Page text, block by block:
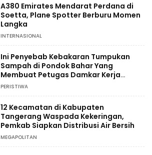
A380 Emirates Mendarat Perdana di
Soetta, Plane Spotter Berburu Momen
Langka
INTERNASIONAL
Ini Penyebab Kebakaran Tumpukan
Sampah di Pondok Bahar Yang
Membuat Petugas Damkar Kerja
Ekstra
PERISTIWA
12 Kecamatan di Kabupaten
Tangerang Waspada Kekeringan,
Pemkab Siapkan Distribusi Air Bersih
MEGAPOLITAN